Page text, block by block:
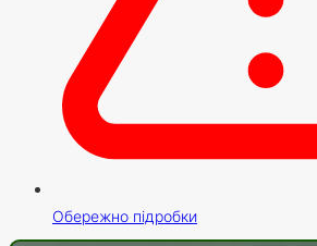
Обережно підробки